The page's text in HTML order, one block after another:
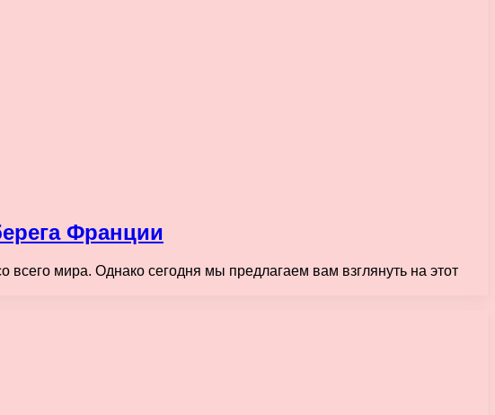
Франции
мира. Однако сегодня мы предлагаем вам взглянуть на этот